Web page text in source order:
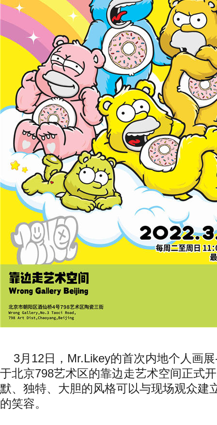
3月 12日， Mr.Likey的首次内地个人画展
于北京798艺术区的靠边走艺术空间正式
默、独特、大胆的风格可以与现场观众建
的笑容。